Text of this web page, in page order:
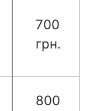
700
грн.
800